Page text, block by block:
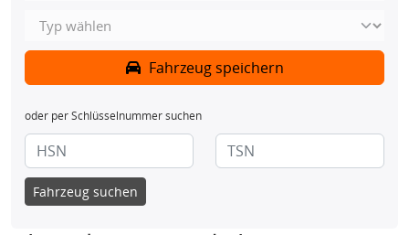
Fahrzeug speichern
oder per Schlüsselnummer suchen
Fahrzeug suchen